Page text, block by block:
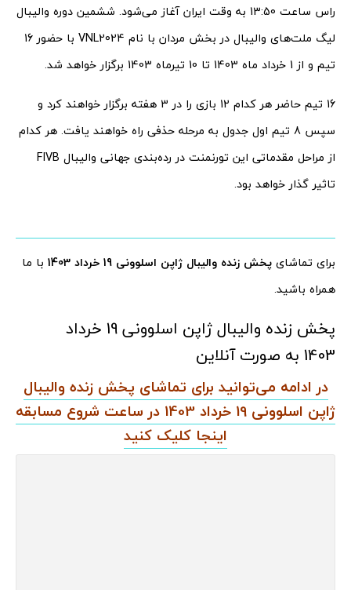
راس ساعت 13:50 به وقت ایران آغاز می‌شود. ششمین دوره والیبال
لیگ ملت‌های والیبال در بخش مردان با نام VNL2024 با حضور 16
تیم و از 1 خرداد ماه 1403 تا 10 تیرماه 1403 برگزار خواهد شد.
16 تیم حاضر هر کدام 12 بازی را در 3 هفته برگزار خواهند کرد و
سپس 8 تیم اول جدول به مرحله حذفی راه خواهند یافت. هر کدام
از مراحل مقدماتی این تورنمنت در رده‌بندی جهانی والیبال FIVB
تاثیر گذار خواهد بود.
برای تماشای پخش زنده والیبال ژاپن اسلوونی 19 خرداد 1403
با ما
همراه باشید.
پخش زنده والیبال ژاپن اسلوونی 19 خرداد
1403 به صورت آنلاین
در ادامه می‌توانید برای تماشای پخش زنده والیبال
ژاپن اسلوونی 19 خرداد 1403 در ساعت شروع مسابقه
اینجا کلیک کنید